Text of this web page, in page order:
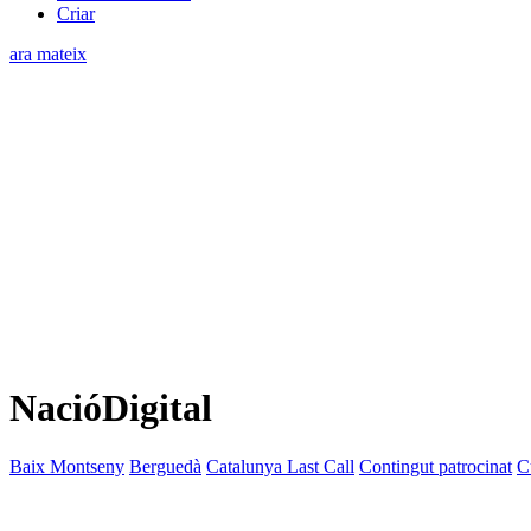
Criar
ara mateix
NacióDigital
Baix Montseny Berguedà Catalunya Last Call Contingut patrocinat